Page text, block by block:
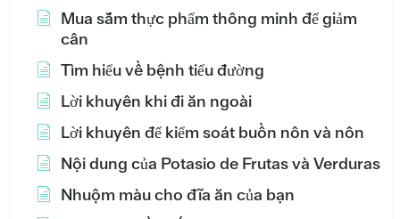
Mua sắm thực phẩm thông minh để giảm
cân
Tìm hiểu về bệnh tiểu đường
Lời khuyên khi đi ăn ngoài
Lời khuyên để kiểm soát buồn nôn và nôn
Nội dung của Potasio de Frutas và Verduras
Nhuộm màu cho đĩa ăn của bạn